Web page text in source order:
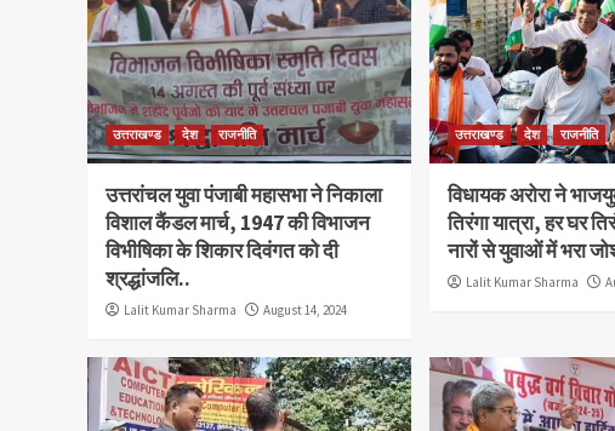
उत्तराखण्ड देश राजनीति
उत्तरांचल युवा पंजाबी महासभा ने निकाला
विशाल कैंडल मार्च, 1947 की विभाजन
विभीषिका के शिकार दिवंगत को दी
श्रद्धांजलि..
Lalit Kumar Sharma August 14, 2024
उत्तराखण्ड देश राजनीति
विधायक अरोरा ने
तिरंगा यात्रा, हर घर
नारों से युवाओं में भरा
Lalit Kumar Sharma